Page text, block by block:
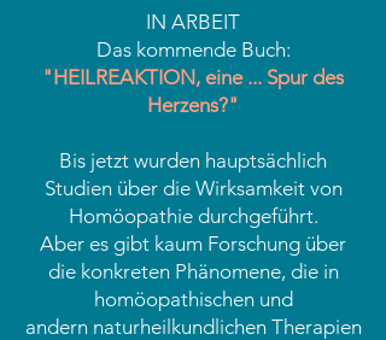
IN ARBEIT
Das kommende Buch:
"HEILREAKTION, eine ... Spur des
Herzens?"
Bis jetzt wurden hauptsächlich
Studien über die Wirksamkeit von
Homöopathie durchgeführt.
Aber es gibt kaum Forschung über
die konkreten Phänomene, die in
homöopathischen und
andern naturheilkundlichen Therapien